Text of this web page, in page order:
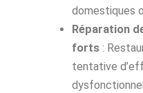
domestiques
Réparation
forts :
tentative